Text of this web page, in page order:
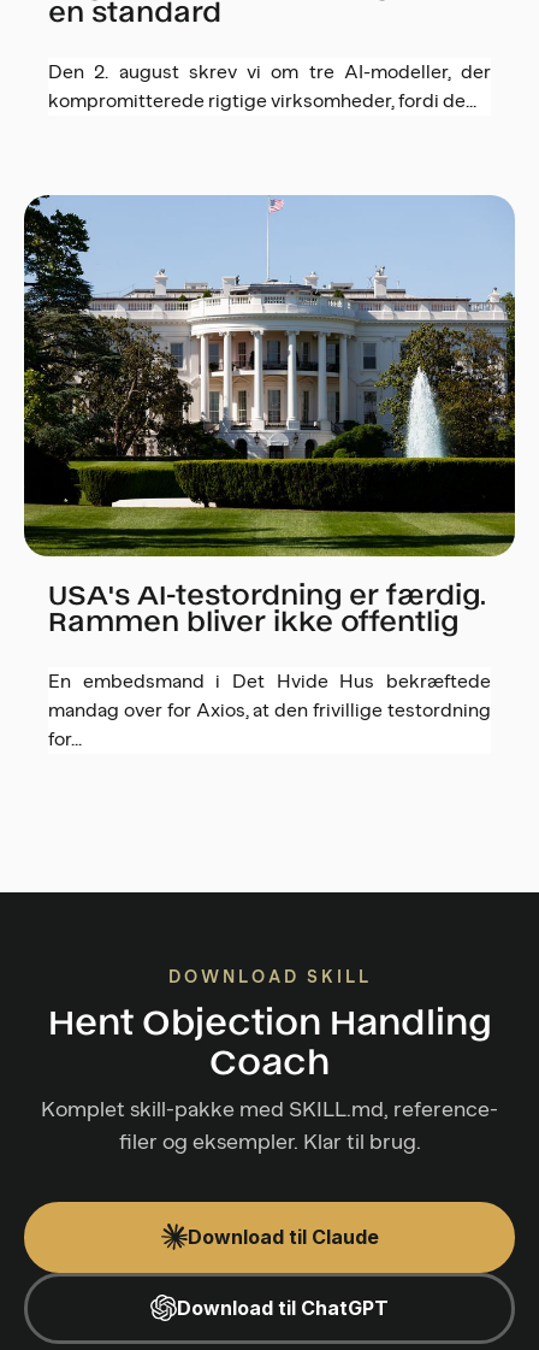
en standard
Den 2. august skrev vi om tre AI-modeller, der
kompromitterede rigtige virksomheder, fordi de...
USA's AI-testordning er færdig.
Rammen bliver ikke offentlig
En embedsmand i Det Hvide Hus bekræftede
mandag over for Axios, at den frivillige testordning
for...
DOWNLOAD SKILL
Hent Objection Handling
Coach
Komplet skill-pakke med SKILL.md, reference-
filer og eksempler. Klar til brug.
Download til Claude
Download til ChatGPT